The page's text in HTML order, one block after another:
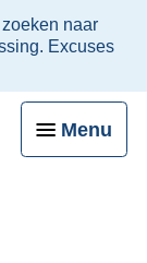
naar
Excuses
Menu